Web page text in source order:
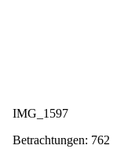
IMG_1597
Betrachtungen: 762